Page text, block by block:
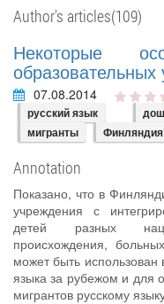
Author's articles(109)
Некоторые
07.08.2014
русский язык
мигранты
Финляндия
Annotation
Показано, что в
учреждения с
детей разных
происхождения,
может быть использован
языка за рубежом и для
мигрантов русскому